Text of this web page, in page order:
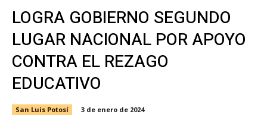
LOGRA GOBIERNO SEGUNDO
LUGAR NACIONAL POR APOYO
CONTRA EL REZAGO
EDUCATIVO
San Luis Potosí 3 de enero de 2024